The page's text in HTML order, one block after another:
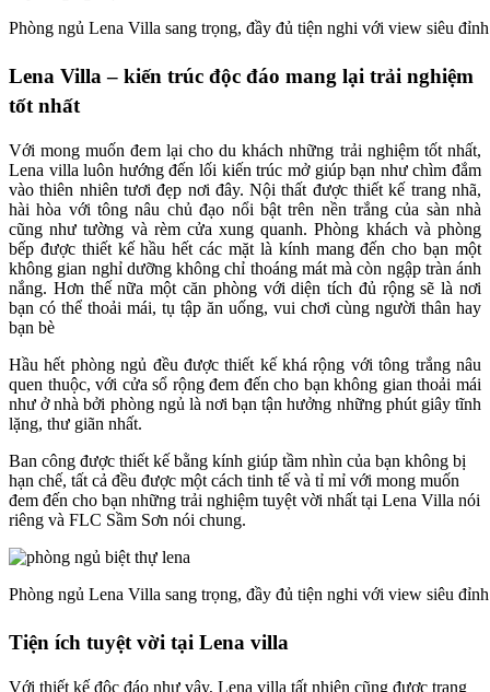
Phòng ngủ Lena Villa sang trọng, đầy đủ tiện nghi với view siêu đỉnh
Lena Villa – kiến trúc độc đáo mang lại trải nghiệm
tốt nhất
Với mong muốn đem lại cho du khách những trải nghiệm tốt nhất,
Lena villa luôn hướng đến lối kiến trúc mở giúp bạn như chìm đắm
vào thiên nhiên tươi đẹp nơi đây. Nội thất được thiết kế trang nhã,
hài hòa với tông nâu chủ đạo nổi bật trên nền trắng của sàn nhà
cũng như tường và rèm cửa xung quanh. Phòng khách và phòng
bếp được thiết kế hầu hết các mặt là kính mang đến cho bạn một
không gian nghỉ dưỡng không chỉ thoáng mát mà còn ngập tràn ánh
nắng. Hơn thế nữa một căn phòng với diện tích đủ rộng sẽ là nơi
bạn có thể thoải mái, tụ tập ăn uống, vui chơi cùng người thân hay
bạn bè
Hầu hết phòng ngủ đều được thiết kế khá rộng với tông trắng nâu
quen thuộc, với cửa sổ rộng đem đến cho bạn không gian thoải mái
như ở nhà bởi phòng ngủ là nơi bạn tận hưởng những phút giây tĩnh
lặng, thư giãn nhất.
Ban công được thiết kế bằng kính giúp tầm nhìn của bạn không bị
hạn chế, tất cả đều được một cách tinh tế và tỉ mỉ với mong muốn
đem đến cho bạn những trải nghiệm tuyệt vời nhất tại Lena Villa nói
riêng và FLC Sầm Sơn nói chung.
Phòng ngủ Lena Villa sang trọng, đầy đủ tiện nghi với view siêu đỉnh
Tiện ích tuyệt vời tại Lena villa
Với thiết kế độc đáo như vậy, Lena villa tất nhiên cũng được trang